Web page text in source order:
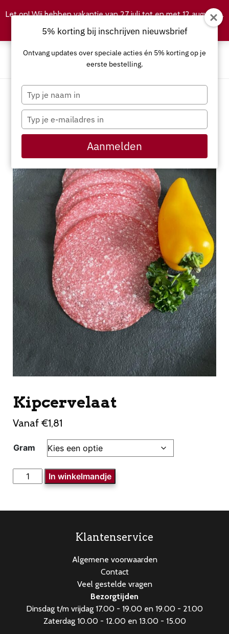
Kipcervelaat
Vanaf €1,81
Gram
Kipcervelaat
aantal
In winkelmandje
Klantenservice
Algemene voorwaarden
Contact
Veel gestelde vragen
Bezorgtijden
Dinsdag t/m vrijdag 17.00 - 19.00 en 19.00 - 21.00
Zaterdag 10.00 - 12.00 en 13.00 - 15.00
5% korting bij inschrijven nieuwsbrief
Ontvang updates over speciale acties én 5% korting op je
eerste bestelling.
Typ
je
naam
Typ
je
e-
in
Aanmelden
Let op! Wij hebben vakantie van 27 juli tot en met 12 augustus.
Negeren